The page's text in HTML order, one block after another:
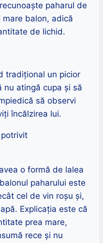
paharul de
mare balon, adică
de lichid.
tradițional un picior
nu atingă cupa și să
să observi
încălzirea lui.
o formă de lalea
paharului este
cel de vin roșu și,
Explicația este că
prea mare,
rece și nu